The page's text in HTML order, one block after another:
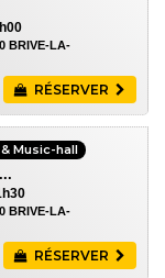
BRIVE-LA-
RÉSERVER
Music-hall
BRIVE-LA-
RÉSERVER